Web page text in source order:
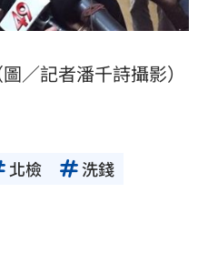
／記者潘千詩攝影）
北檢
洗錢